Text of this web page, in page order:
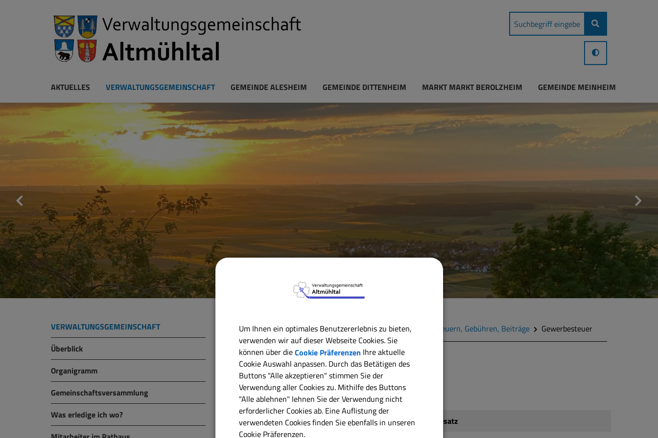
AKTUELLES VERWALTUNGSGEMEINSCHAFT GEMEINDE ALESHEIM GEMEINDE DITTENHEIM MARKT MARKT BEROLZHEIM GEMEINDE MEINHEIM
VERWALTUNGSGEMEINSCHAFT
Überblick
Organigramm
Gemeinschaftsversammlung
Was erledige ich wo?
Verwaltungsgemeinschaft Verwaltungsgemeinschaft Steuern, Gebühren, Beiträge Gewerbesteuer
Gewerbesteuer
Nachfolgend die Hebesätze unserer Mitgliedsgemeinden:
Gemeinde
Hebesatz
Um Ihnen ein optimales Benutzererlebnis zu bieten,
verwenden wir auf dieser Webseite Cookies. Sie
können über dieCookie Präferenzen Ihre aktuelle
Cookie Auswahl anpassen. Durch das Betätigen des
Buttons "Alle akzeptieren" stimmen Sie der
Verwendung aller Cookies zu. Mithilfe des Buttons
"Alle ablehnen" lehnen Sie der Verwendung nicht
erforderlicher Cookies ab. Eine Auflistung der
verwendeten Cookies finden Sie ebenfalls in unseren
Cookie Präferenzen.